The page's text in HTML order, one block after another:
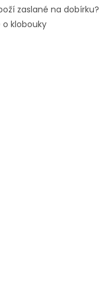
zaslané na dobírku?
klobouky